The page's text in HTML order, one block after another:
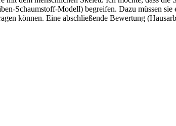
Schaumstoff-Modell) begreifen. Dazu müssen
können. Eine abschließende Bewertung